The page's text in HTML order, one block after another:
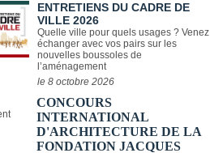
ENTRETIENS DU CADRE DE
VILLE 2026
Quelle ville pour quels usages ? Venez
échanger avec vos pairs sur les
nouvelles boussoles de
l’aménagement
le 8 octobre 2026
CONCOURS
INTERNATIONAL
D'ARCHITECTURE DE LA
FONDATION JACQUES